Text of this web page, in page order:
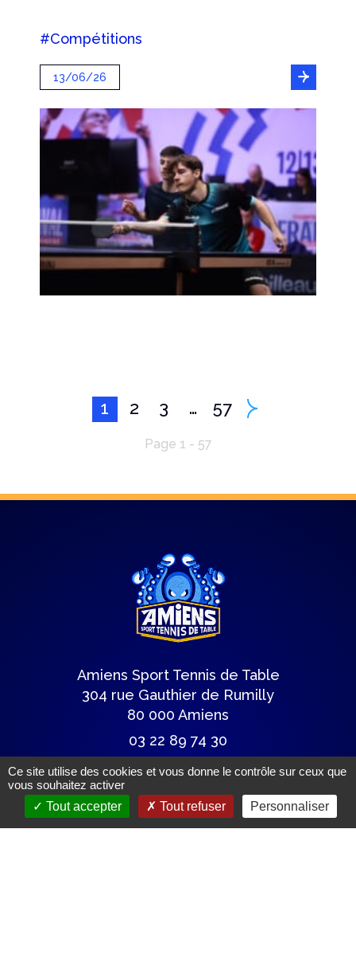
#Compétitions
13/06/26
1 2 3 … 57
Page 1 - 57
Amiens Sport Tennis de Table
304 rue Gauthier de Rumilly
80 000 Amiens
03 22 89 74 30
astt@wanadoo.fr
Ce site utilise des cookies et vous donne le contrôle sur ceux que
vous souhaitez activer
Tout accepter
Tout refuser Personnaliser